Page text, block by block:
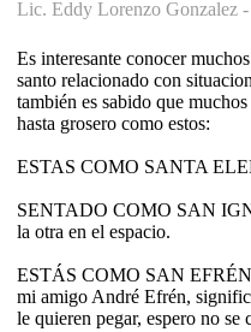
Lic. Eddy Lorenzo Gonzalez -
Es interesante conocer
santo relacionado con
también es sabido que
hasta grosero como estos:
ESTAS COMO SANTA
SENTADO COMO SAN
la otra en el espacio.
ESTÁS COMO SAN
mi amigo André Efrén,
le quieren pegar, espero no